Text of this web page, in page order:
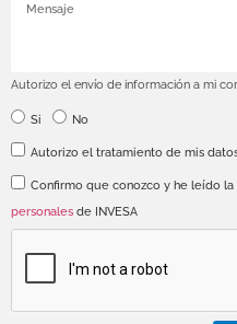
Autorizo el envío de información a mi
Si No
Autorizo el tratamiento de mis
Confirmo que conozco y he leído la
personales de INVESA